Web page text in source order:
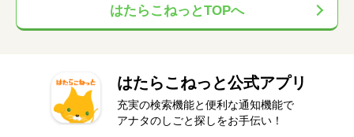
はたらこねっとTOPへ
はたらこねっと公式アプリ
充実の検索機能と便利な通知機能で
アナタのしごと探しをお手伝い！